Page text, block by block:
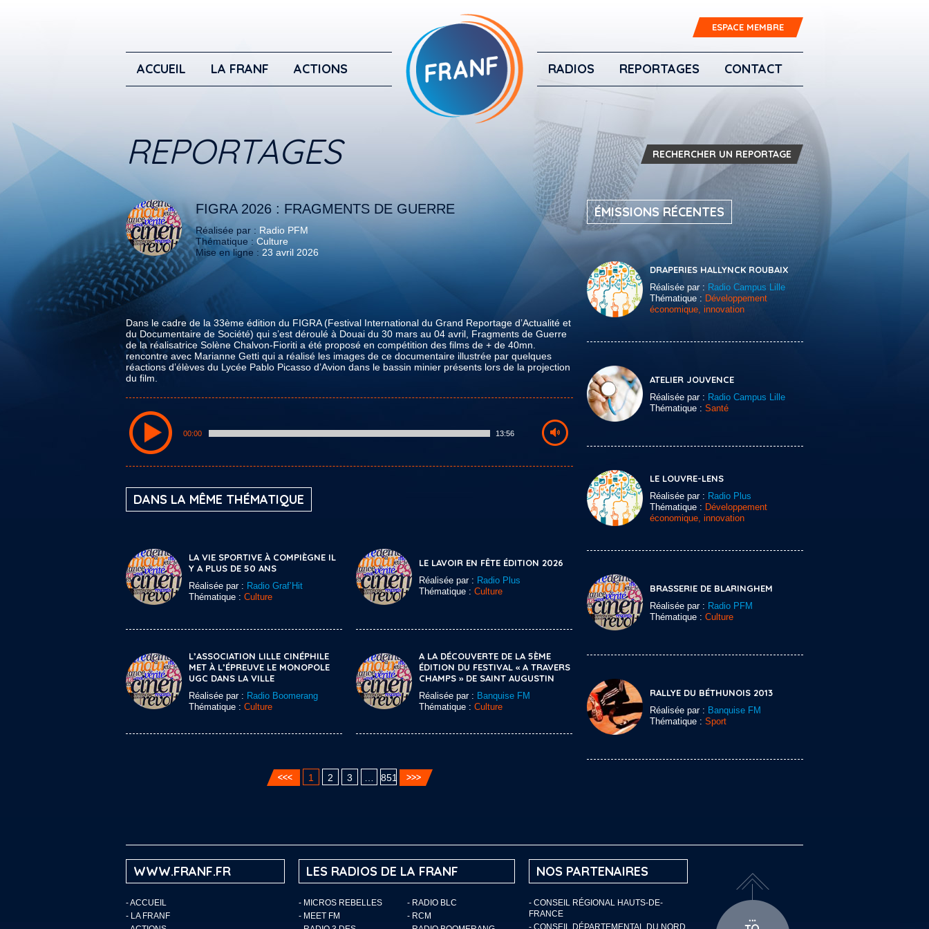
ESPACE MEMBRE
ACCUEIL LA FRANF ACTIONS RADIOS REPORTAGES CONTACT
REPORTAGES RECHERCHER UN REPORTAGE
FIGRA 2026 : FRAGMENTS DE GUERRE
Réalisée par : Radio PFM
Thématique : Culture
Mise en ligne : 23 avril 2026
Dans le cadre de la 33ème édition du FIGRA (Festival International du Grand Reportage d’Actualité et
du Documentaire de Société) qui s’est déroulé à Douai du 30 mars au 04 avril, Fragments de Guerre
de la réalisatrice Solène Chalvon-Fioriti a été proposé en compétition des films de + de 40mn.
rencontre avec Marianne Getti qui a réalisé les images de ce documentaire illustrée par quelques
réactions d’élèves du Lycée Pablo Picasso d’Avion dans le bassin minier présents lors de la projection
du film.
00:00 13:56
DANS LA MÊME THÉMATIQUE
LA VIE SPORTIVE À COMPIÈGNE IL
Y A PLUS DE 50 ANS
Réalisée par : Radio Graf’Hit
Thématique : Culture
LE LAVOIR EN FÊTE ÉDITION 2026
Réalisée par : Radio Plus
Thématique : Culture
L’ASSOCIATION LILLE CINÉPHILE
MET À L’ÉPREUVE LE MONOPOLE
UGC DANS LA VILLE
Réalisée par : Radio Boomerang
Thématique : Culture
A LA DÉCOUVERTE DE LA 5ÈME
ÉDITION DU FESTIVAL « A TRAVERS
CHAMPS » DE SAINT AUGUSTIN
Réalisée par : Banquise FM
Thématique : Culture
1 2 3 851
ÉMISSIONS RÉCENTES
DRAPERIES HALLYNCK ROUBAIX
Réalisée par : Radio Campus Lille
Thématique : Développement
économique, innovation
ATELIER JOUVENCE
Réalisée par : Radio Campus Lille
Thématique : Santé
LE LOUVRE-LENS
Réalisée par : Radio Plus
Thématique : Développement
économique, innovation
BRASSERIE DE BLARINGHEM
Réalisée par : Radio PFM
Thématique : Culture
RALLYE DU BÉTHUNOIS 2013
Réalisée par : Banquise FM
Thématique : Sport
WWW.FRANF.FR
-ACCUEIL
- LA FRANF
LES RADIOS DE LA FRANF
- MICROS REBELLES
- RADIO BLC
- MEET FM
- RCM
NOS PARTENAIRES
- CONSEIL RÉGIONAL HAUTS-DE-
FRANCE
- CONSEIL DÉPARTEMENTAL DU NORD